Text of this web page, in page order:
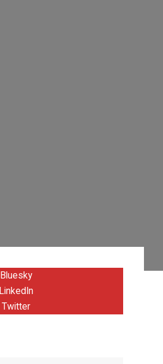
Bluesky
LinkedIn
Twitter